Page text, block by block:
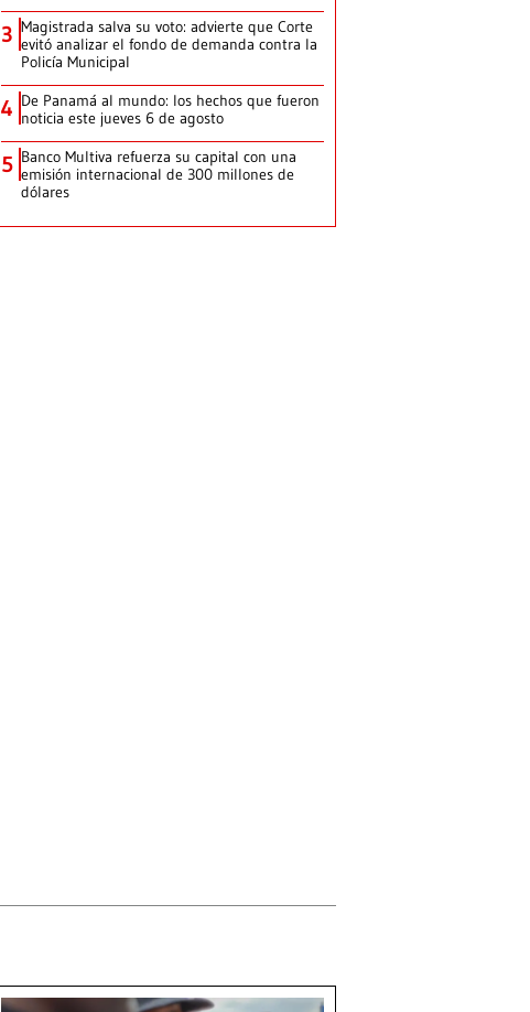
3 Magistrada salva su voto: advierte que Corte
evitó analizar el fondo de demanda contra la
Policía Municipal
4 De Panamá al mundo: los hechos que fueron
noticia este jueves 6 de agosto
5 Banco Multiva refuerza su capital con una
emisión internacional de 300 millones de
dólares